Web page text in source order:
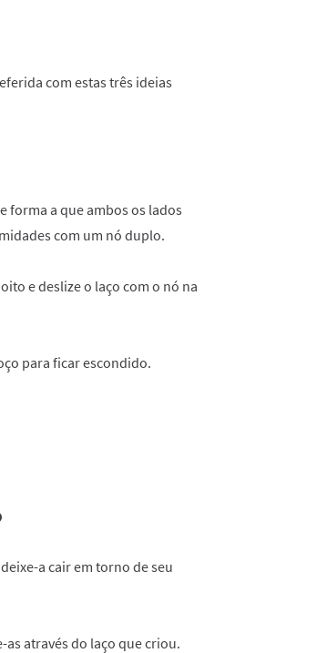
com estas três ideias
forma a que ambos os lados
com um nó duplo.
e deslize o laço com o nó na
para ficar escondido.
a cair em torno de seu
as através do laço que criou.